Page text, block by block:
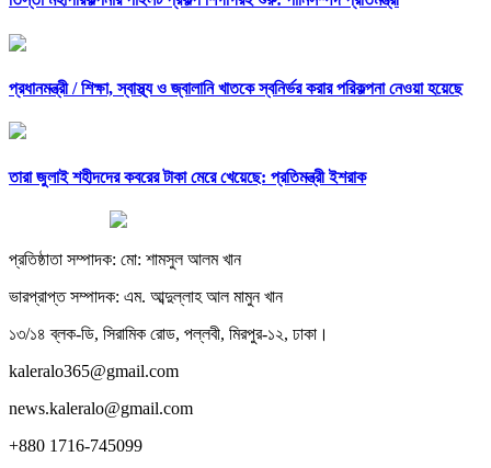
প্রধানমন্ত্রী /শিক্ষা, স্বাস্থ্য ও জ্বালানি খাতকে স্বনির্ভর করার পরিকল্পনা নেওয়া হয়েছে
তারা জুলাই শহীদদের কবরের টাকা মেরে খেয়েছে: প্রতিমন্ত্রী ইশরাক
প্রতিষ্ঠাতা সম্পাদক: মো: শামসুল আলম খান
ভারপ্রাপ্ত সম্পাদক: এম. আব্দুল্লাহ আল মামুন খান
১৩/১৪ ব্লক-ডি, সিরামিক রোড, পল্লবী, মিরপুর-১২, ঢাকা।
kaleralo365@gmail.com
news.kaleralo@gmail.com
+880 1716-745099